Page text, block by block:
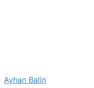
Ayhan Balin